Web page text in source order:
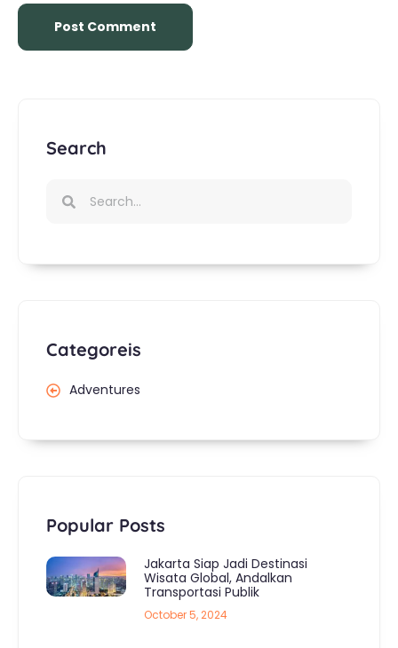
Search
Categoreis
Adventures
Popular Posts
Jakarta Siap Jadi Destinasi
Wisata Global, Andalkan
Transportasi Publik
October 5, 2024